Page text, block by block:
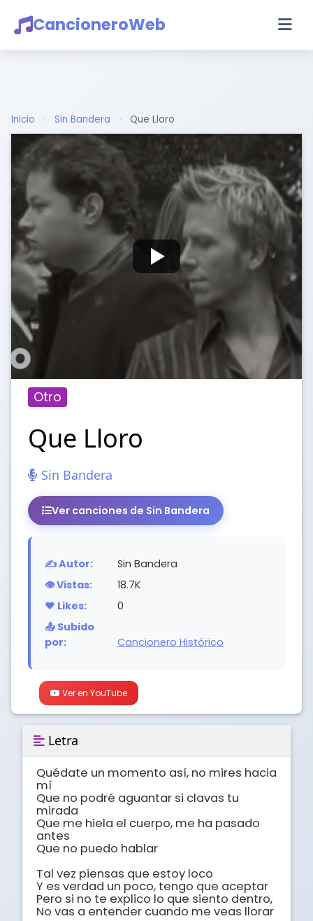
CancioneroWeb
Inicio › Sin Bandera › Que Lloro
Otro
Que Lloro
Sin Bandera
Ver canciones de Sin Bandera
✍️ Autor:
Sin Bandera
👁️ Vistas:
18.7K
❤️ Likes:
0
📤 Subido
por:
Cancionero Histórico
Ver en YouTube
Letra
Quédate un momento así, no mires hacia
mí
Que no podré aguantar si clavas tu
mirada
Que me hiela el cuerpo, me ha pasado
antes
Que no puedo hablar
Tal vez piensas que estoy loco
Y es verdad un poco, tengo que aceptar
Pero si no te explico lo que siento dentro,
No vas a entender cuando me veas llorar